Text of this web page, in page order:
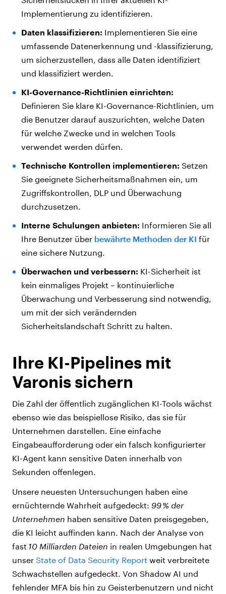
Implementierung zu identifizieren.
Daten klassifizieren: Implementieren Sie eine
umfassende Datenerkennung und -klassifizierung,
um sicherzustellen, dass alle Daten identifiziert
und klassifiziert werden.
KI-Governance-Richtlinien einrichten:
Definieren Sie klare KI-Governance-Richtlinien, um
die Benutzer darauf auszurichten, welche Daten
für welche Zwecke und in welchen Tools
verwendet werden dürfen.
Technische Kontrollen implementieren: Setzen
Sie geeignete Sicherheitsmaßnahmen ein, um
Zugriffskontrollen, DLP und Überwachung
durchzusetzen.
Interne Schulungen anbieten: Informieren Sie all
Ihre Benutzer über bewährte Methoden der KI für
eine sichere Nutzung.
Überwachen und verbessern: KI-Sicherheit ist
kein einmaliges Projekt – kontinuierliche
Überwachung und Verbesserung sind notwendig,
um mit der sich verändernden
Sicherheitslandschaft Schritt zu halten.
Ihre KI-Pipelines mit
Varonis sichern
Die Zahl der öffentlich zugänglichen KI-Tools wächst
ebenso wie das beispiellose Risiko, das sie für
Unternehmen darstellen. Eine einfache
Eingabeaufforderung oder ein falsch konfigurierter
KI-Agent kann sensitive Daten innerhalb von
Sekunden offenlegen.
Unsere neuesten Untersuchungen haben eine
ernüchternde Wahrheit aufgedeckt: 99 % der
Unternehmen haben sensitive Daten preisgegeben,
die KI leicht auffinden kann. Nach der Analyse von
fast 10 Milliarden Dateien in realen Umgebungen hat
unser State of Data Security Report weit verbreitete
Schwachstellen aufgedeckt. Von Shadow AI und
fehlender MFA bis hin zu Geisterbenutzern und nicht